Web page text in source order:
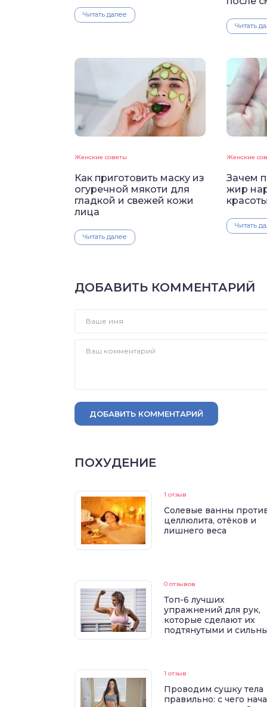
Читать далее
Читать
Женские советы
Как приготовить маску из
огуречной мякоти для
гладкой и свежей кожи
лица
Читать далее
Женские
Зачем
жир
Читать
ДОБАВИТЬ КОММЕНТАРИЙ
ДОБАВИТЬ КОММЕНТАРИЙ
ПОХУДЕНИЕ
1 отзыв
Солевые ванны
целлюлита, отёков и
лишнего веса
0 отзывов
Топ-6 лучших
упражнений для рук,
которые сделают их
подтянутыми и
1 отзыв
Проводим сушку тела
правильно: с чего